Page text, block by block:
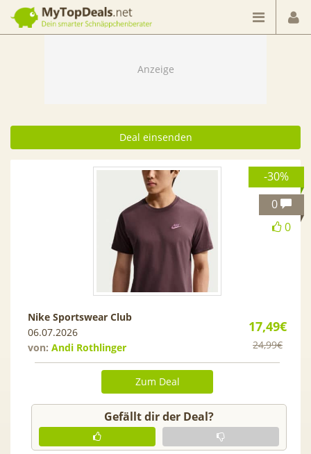
Dein smarter Schnäppchenberater
Deal einsenden
-30%
0
0
17,49€
24,99€
Nike Sportswear Club
06.07.2026
von: Andi Rothlinger
Zum Deal
Gefällt dir der Deal?